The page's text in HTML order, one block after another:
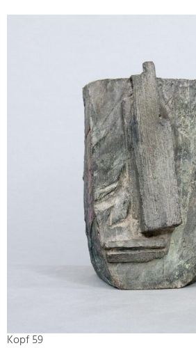
Kopf 59